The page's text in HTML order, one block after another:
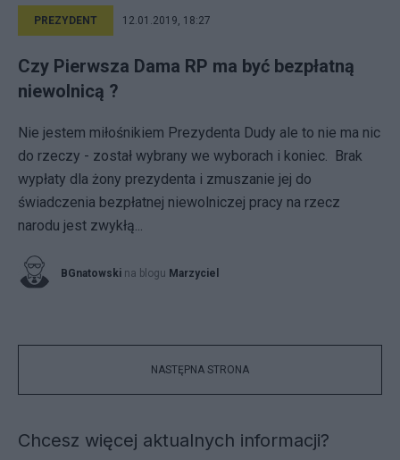
PREZYDENT 12.01.2019, 18:27
Czy Pierwsza Dama RP ma być bezpłatną
niewolnicą ?
Nie jestem miłośnikiem Prezydenta Dudy ale to nie ma nic
do rzeczy - został wybrany we wyborach i koniec. Brak
wypłaty dla żony prezydenta i zmuszanie jej do
świadczenia bezpłatnej niewolniczej pracy na rzecz
narodu jest zwykłą...
BGnatowski na blogu Marzyciel
NASTĘPNA STRONA
Chcesz więcej aktualnych informacji?